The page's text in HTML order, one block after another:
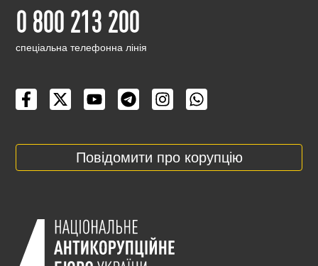
0 800 213 200
cпеціальна телефонна лінія
Повідомити про корупцію